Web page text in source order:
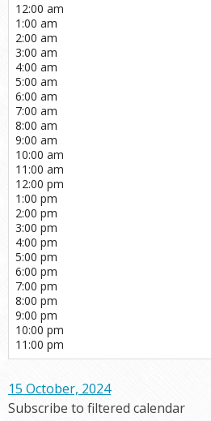
12:00 am
1:00 am
2:00 am
3:00 am
4:00 am
5:00 am
6:00 am
7:00 am
8:00 am
9:00 am
10:00 am
11:00 am
12:00 pm
1:00 pm
2:00 pm
3:00 pm
4:00 pm
5:00 pm
6:00 pm
7:00 pm
8:00 pm
9:00 pm
10:00 pm
11:00 pm
15 October, 2024
Subscribe to filtered calendar